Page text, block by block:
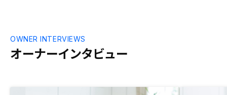
オーナーインタビュー
OWNER INTERVIEWS